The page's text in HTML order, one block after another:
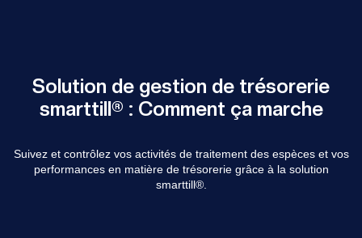
Solution de gestion de trésorerie
smarttill® : Comment ça marche
Suivez et contrôlez vos activités de traitement des espèces et vos
performances en matière de trésorerie grâce à la solution
smarttill®.